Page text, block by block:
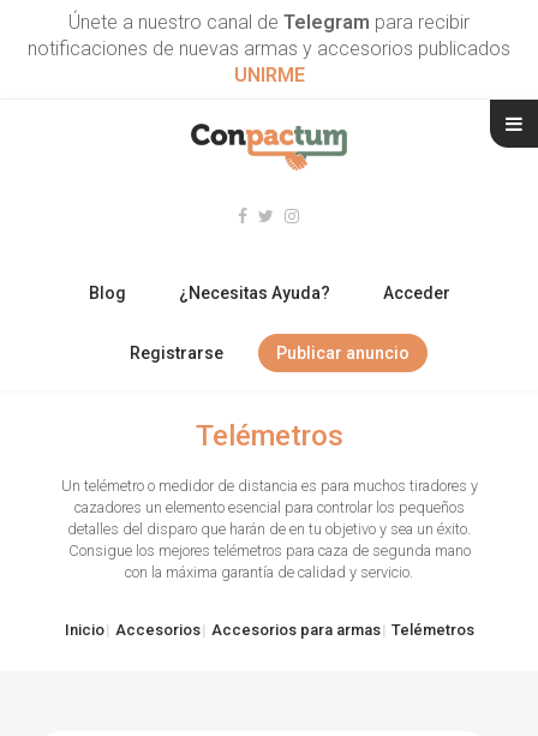
Únete a nuestro canal de Telegram para recibir
notificaciones de nuevas armas y accesorios publicados
UNIRME
Blog ¿Necesitas Ayuda? Acceder
Registrarse Publicar anuncio
ARMAS CORTAS
TIRO Y COMPETICIÓN
AIRE COMPRIMIDO
Telémetros
Un telémetro o medidor de distancia es para muchos tiradores y
cazadores un elemento esencial para controlar los pequeños
detalles del disparo que harán de en tu objetivo y sea un éxito.
Consigue los mejores telémetros para caza de segunda mano
con la máxima garantía de calidad y servicio.
Inicio Accesorios Accesorios para armas Telémetros